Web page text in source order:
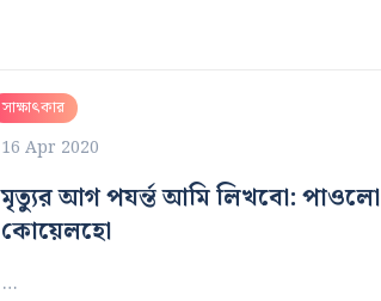
সাক্ষাৎকার
16 Apr 2020
মৃত্যুর আগ পযর্ন্ত আমি লিখবো: পাওলো
কোয়েলহো
…